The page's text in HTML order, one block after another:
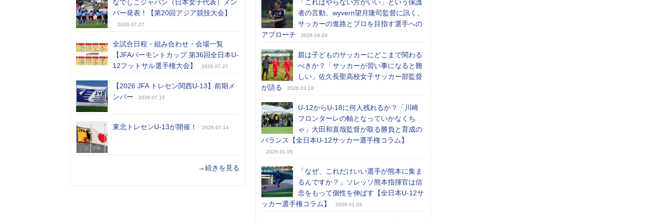
なでしこジャパン（日本女子代表）メン
バー発表！【第20回アジア競技大会】
2026.07.27
全試合日程・組み合わせ・会場一覧
【JFAバーモントカップ 第36回全日本U-
12フットサル選手権大会】
2026.07.27
【2026 JFA トレセン関西U-13】前期メ
ンバー
2026.07.15
東北トレセンU-13が開催！ 2026.07.14
→続きを見る
「これはやらない方がいい」という保護
者の言動。wyvern望月隆司監督に訊く、
サッカーの進路とプロを目指す選手への
アプローチ
2026.04.03
親は子どものサッカーにどこまで関わる
べきか？「サッカーが習い事になると難
しい」佐久長聖高校女子サッカー部監督
が語る
2026.03.18
U-12からU-18に何人残れるか？「川崎
フロンターレの軸となっていかなくち
ゃ」大田和直哉監督が取る勝負と育成の
バランス【全日本U-12サッカー選手権コラム】
2026.01.05
「なぜ、これだけいい選手が熊本に集ま
るんですか？」ソレッソ熊本指揮官は信
念をもって個性を伸ばす【全日本U-12サ
ッカー選手権コラム】
2026.01.03